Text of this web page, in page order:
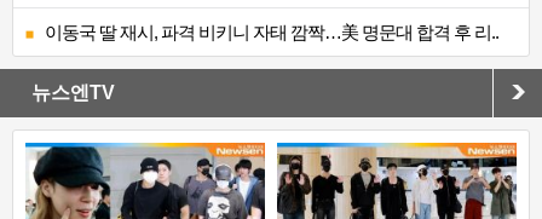
이동국 딸 재시, 파격 비키니 자태 깜짝…美 명문대 합격 후 리..
뉴스엔TV